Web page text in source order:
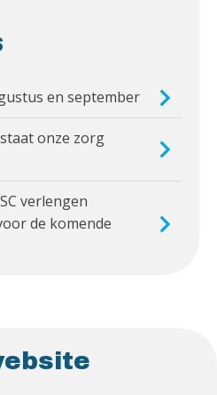
en september
onze zorg
verlengen
de komende